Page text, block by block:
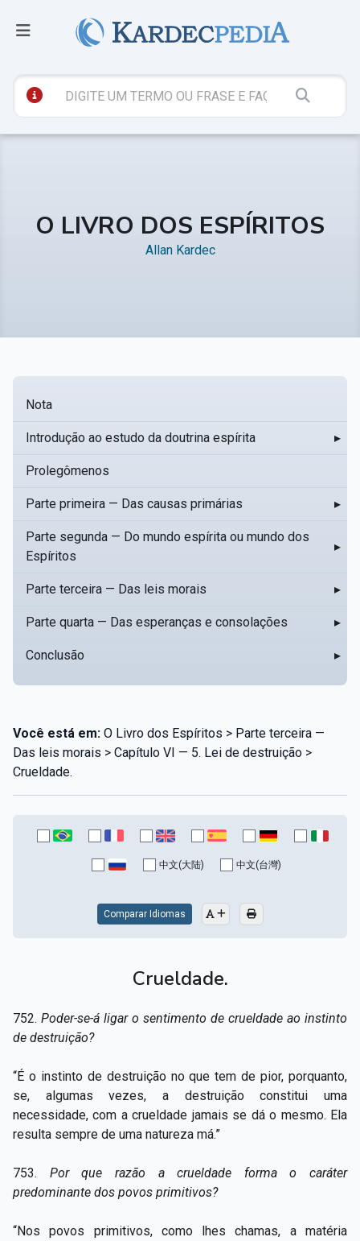
O LIVRO DOS ESPÍRITOS
Allan Kardec
Nota
Introdução ao estudo da doutrina espírita ▸
Prolegômenos
Parte primeira — Das causas primárias ▸
Parte segunda — Do mundo espírita ou mundo dos
Espíritos
▸
Parte terceira — Das leis morais ▸
Parte quarta — Das esperanças e consolações ▸
Conclusão ▸
Você está em: O Livro dos Espíritos > Parte terceira —
Das leis morais > Capítulo VI — 5. Lei de destruição >
Crueldade.
中文(大陆) 中文(台灣)
Comparar Idiomas
Crueldade.
752. Poder-se-á ligar o sentimento de crueldade ao instinto
de destruição?
“É o instinto de destruição no que tem de pior, porquanto,
se, algumas vezes, a destruição constitui uma
necessidade, com a crueldade jamais se dá o mesmo. Ela
resulta sempre de uma natureza má.”
753. Por que razão a crueldade forma o caráter
predominante dos povos primitivos?
“Nos povos primitivos, como lhes chamas, a matéria